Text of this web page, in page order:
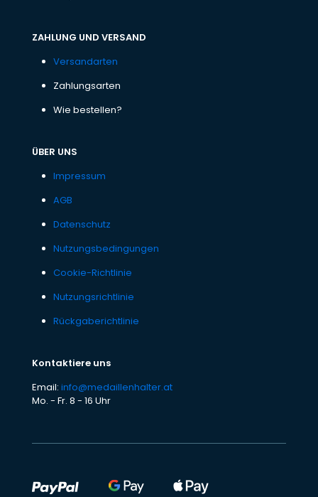
ZAHLUNG UND VERSAND
Versandarten
Zahlungsarten
Wie bestellen?
ÜBER UNS
Impressum
AGB
Datenschutz
Nutzungsbedingungen
Cookie-Richtlinie
Nutzungsrichtlinie
Rückgaberichtlinie
Kontaktiere uns
Email: info@medaillenhalter.at
Mo. - Fr. 8 - 16 Uhr